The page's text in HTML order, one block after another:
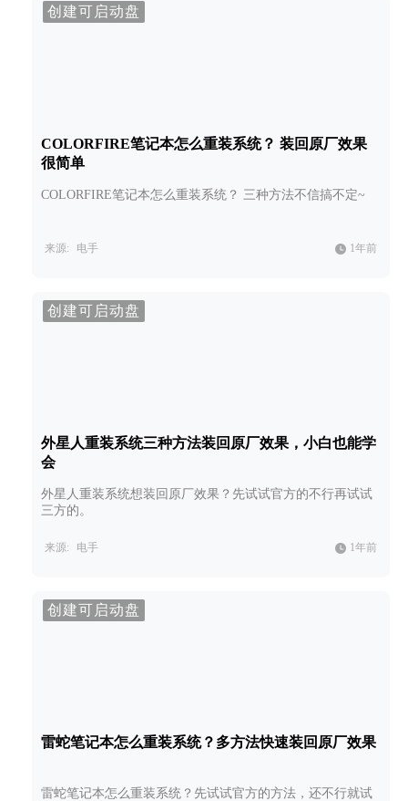
创建可启动盘
COLORFIRE笔记本怎么重装系统？ 装回原厂效果
很简单
COLORFIRE笔记本怎么重装系统？ 三种方法不信搞不定~
来源: 电手 1年前
创建可启动盘
外星人重装系统三种方法装回原厂效果，小白也能学
会
外星人重装系统想装回原厂效果？先试试官方的不行再试试
三方的。
来源: 电手 1年前
创建可启动盘
雷蛇笔记本怎么重装系统？多方法快速装回原厂效果
雷蛇笔记本怎么重装系统？先试试官方的方法，还不行就试